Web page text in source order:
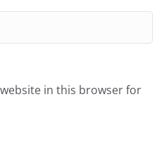
in this browser for